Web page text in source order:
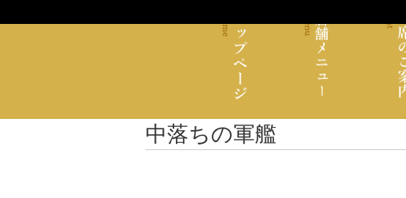
中落ちの軍艦